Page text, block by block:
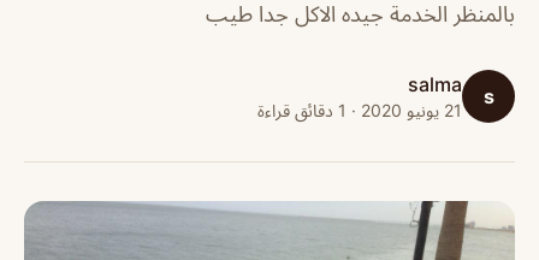
بالمنظر الخدمة جيده الاكل جدا طيب
s
salma
21 يونيو 2020 · 1 دقائق قراءة